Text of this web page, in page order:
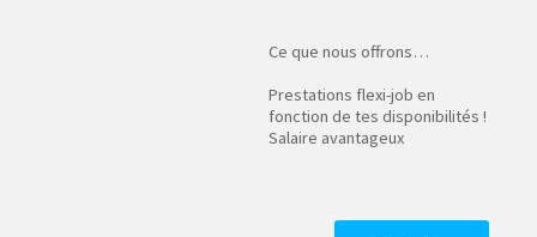
Ce que nous offrons…
Prestations flexi-job en
fonction de tes disponibilités !
Salaire avantageux